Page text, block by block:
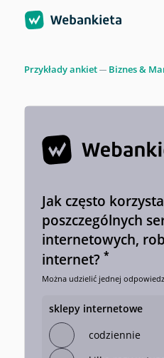
Przykłady ankiet Biznes &